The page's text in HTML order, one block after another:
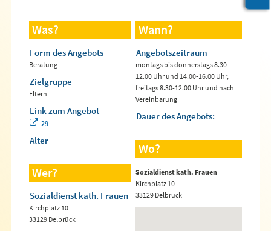
Was?
Form des Angebots
Beratung
Zielgruppe
Eltern
Link zum Angebot
29
Alter
-
Wer?
Sozialdienst kath. Frauen
Kirchplatz 10
33129 Delbrück
Wann?
Angebotszeitraum
montags bis donnerstags 8.30-
12.00 Uhr und 14.00-16.00 Uhr,
freitags 8.30-12.00 Uhr und nach
Vereinbarung
Dauer des Angebots:
-
Wo?
Sozialdienst kath. Frauen
Kirchplatz 10
33129 Delbrück